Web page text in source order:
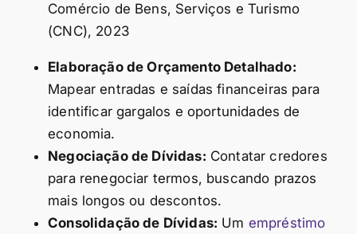
Comércio de Bens, Serviços e Turismo
(CNC), 2023
Elaboração de Orçamento Detalhado:
Mapear entradas e saídas financeiras para
identificar gargalos e oportunidades de
economia.
Negociação de Dívidas: Contatar credores
para renegociar termos, buscando prazos
mais longos ou descontos.
Consolidação de Dívidas: Um empréstimo